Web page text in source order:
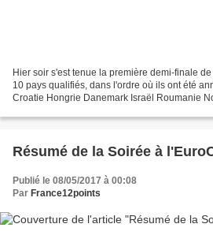
Hier soir s'est tenue la première demi-finale
10 pays qualifiés, dans l'ordre où ils ont été
Croatie Hongrie Danemark Israël Roumanie
Résumé de la Soirée à
Publié le 08/05/2017 à 00:08
Par France12points